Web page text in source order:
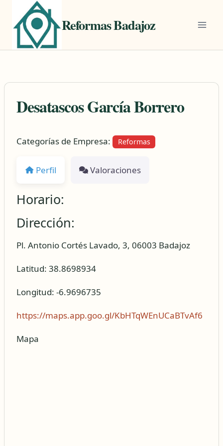
contenido
Reformas Badajoz
Desatascos García Borrero
Categorías de Empresa: Reformas
Perfil Valoraciones
Horario:
Dirección:
Pl. Antonio Cortés Lavado, 3, 06003 Badajoz
Latitud: 38.8698934
Longitud: -6.9696735
https://maps.app.goo.gl/KbHTqWEnUCaBTvAf6
Mapa